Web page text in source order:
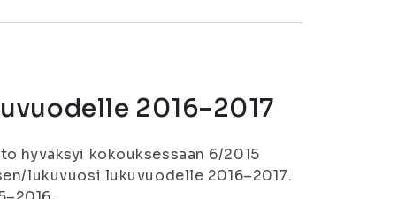
2016–2017
hyväksyi kokouksessaan 6/2015
lukuvuosi lukuvuodelle 2016–2017.